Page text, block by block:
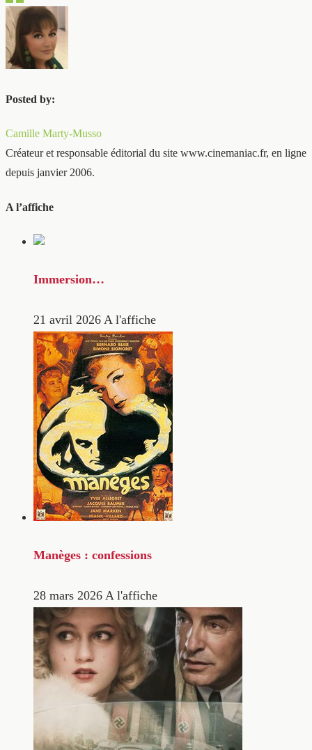
Posted by:
Camille Marty-Musso
Créateur et responsable éditorial du site www.cinemaniac.fr, en ligne
depuis janvier 2006.
A l’affiche
Immersion…
21 avril 2026 A l'affiche
Manèges : confessions
28 mars 2026 A l'affiche